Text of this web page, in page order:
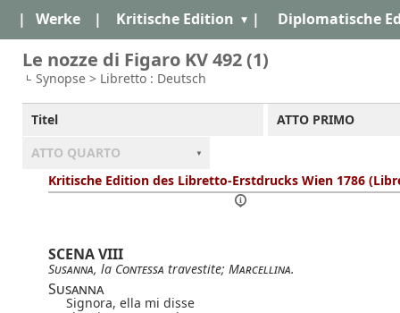
| Werke | Kritische Edition | Diplomatische
Le nozze di Figaro KV 492 (1)
Synopse > Libretto : Deutsch
Titel
ATTO PRIMO
ATTO QUARTO
Kritische Edition des Libretto-Erstdrucks Wien 1786
SCENA VIII
Susanna, la Contessa travestite; Marcellina.
Susanna
Signora, ella mi disse